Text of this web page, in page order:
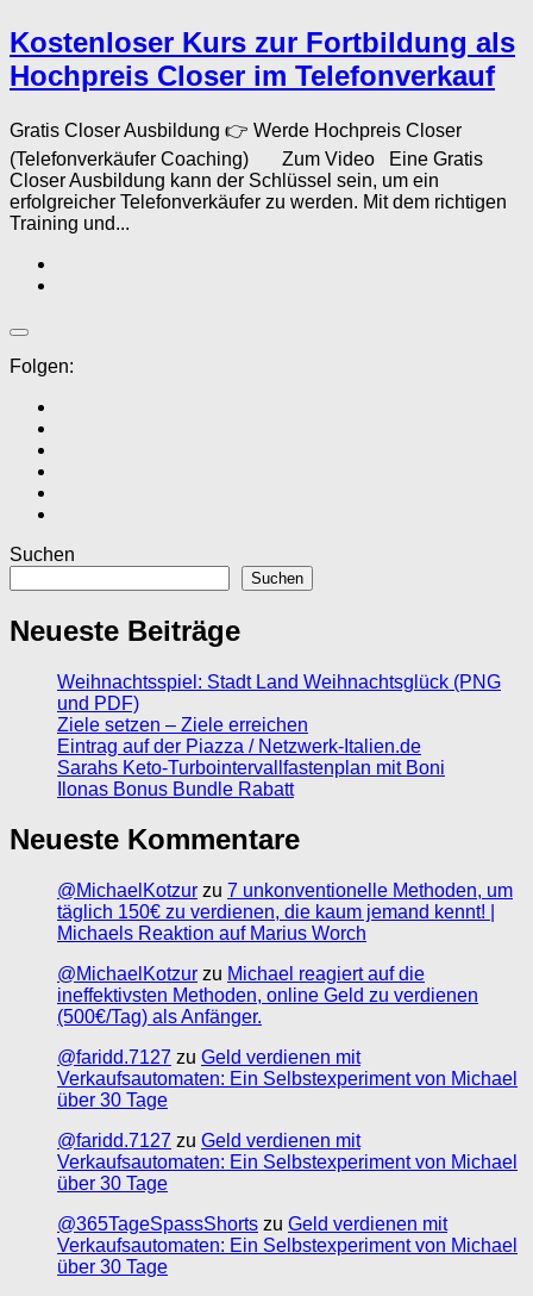
Kostenloser Kurs zur Fortbildung als
Hochpreis Closer im Telefonverkauf
Gratis Closer Ausbildung 👉 Werde Hochpreis Closer
(Telefonverkäufer Coaching) Zum Video Eine Gratis
Closer Ausbildung kann der Schlüssel sein, um ein
erfolgreicher Telefonverkäufer zu werden. Mit dem richtigen
Training und...
Folgen:
Suchen
Suchen
Neueste Beiträge
Weihnachtsspiel: Stadt Land Weihnachtsglück (PNG
und PDF)
Ziele setzen – Ziele erreichen
Eintrag auf der Piazza / Netzwerk-Italien.de
Sarahs Keto-Turbointervallfastenplan mit Boni
Ilonas Bonus Bundle Rabatt
Neueste Kommentare
@MichaelKotzur zu 7 unkonventionelle Methoden, um
täglich 150€ zu verdienen, die kaum jemand kennt! |
Michaels Reaktion auf Marius Worch
@MichaelKotzur zu Michael reagiert auf die
ineffektivsten Methoden, online Geld zu verdienen
(500€/Tag) als Anfänger.
@faridd.7127 zu Geld verdienen mit
Verkaufsautomaten: Ein Selbstexperiment von Michael
über 30 Tage
@faridd.7127 zu Geld verdienen mit
Verkaufsautomaten: Ein Selbstexperiment von Michael
über 30 Tage
@365TageSpassShorts zu Geld verdienen mit
Verkaufsautomaten: Ein Selbstexperiment von Michael
über 30 Tage